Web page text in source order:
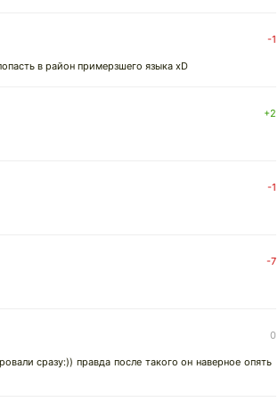
-1
в район примерзшего языка xD
+2
-1
-7
0
сразу:)) правда после такого он наверное опять